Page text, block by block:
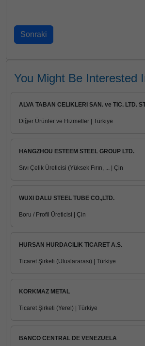
You Might Be Interested
ALVA TABAN CELIKLERI SAN. ve TIC. LTD.
Diğer Ürünler ve Hizmetler | Türkiye
HANGZHOU ESTEEM STEEL GROUP LTD.
Sıvı Çelik Üreticisi (Yüksek Fırın, ... | Çin
WUXI DALU STEEL TUBE CO.,LTD.
Boru / Profil Üreticisi | Çin
HURSAN HURDACILIK TICARET A.S.
Ticaret Şirketi (Uluslararası) | Türkiye
KORKMAZ METAL
Ticaret Şirketi (Yerel) | Türkiye
BANCO CENTRAL DE VENEZUELA